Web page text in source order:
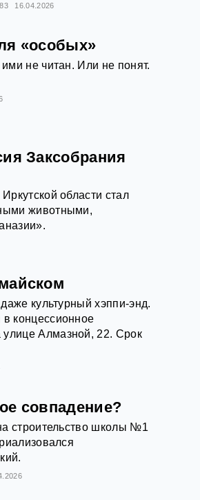
16.04.2026
«особых»
не читан. Или не понят.
Заксобрания
области стал
животными,
культурный хэппи-энд.
концессионное
Алмазной, 22. Срок
совпадение?
строительство школы №1